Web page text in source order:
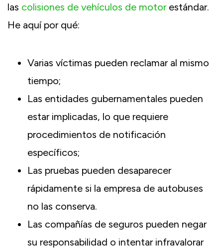
las colisiones de vehículos de motorestándar.
He aquí por qué:
Varias víctimas pueden reclamar al mismo
tiempo;
Las entidades gubernamentales pueden
estar implicadas, lo que requiere
procedimientos de notificación
específicos;
Las pruebas pueden desaparecer
rápidamente si la empresa de autobuses
no las conserva.
Las compañías de seguros pueden negar
su responsabilidad o intentar infravalorar